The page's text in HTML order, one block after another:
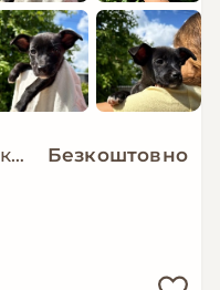
Маленькі сестрички шукають дім! Безкоштовно